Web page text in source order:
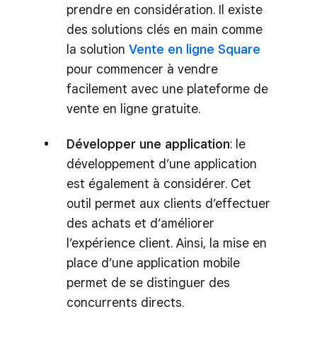
prendre en considération. Il existe
des solutions clés en main comme
la solution Vente en ligne Square
pour commencer à vendre
facilement avec une plateforme de
vente en ligne gratuite.
Développer une application: le
développement d’une application
est également à considérer. Cet
outil permet aux clients d’effectuer
des achats et d’améliorer
l’expérience client. Ainsi, la mise en
place d’une application mobile
permet de se distinguer des
concurrents directs.